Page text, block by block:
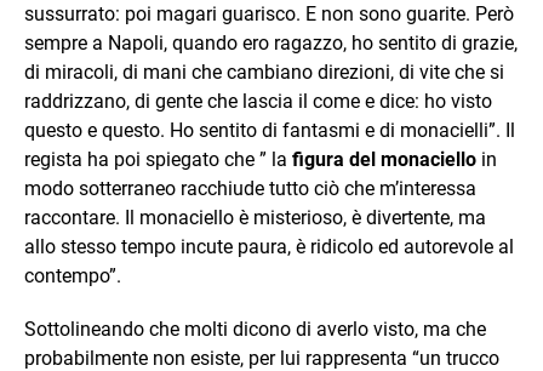
sussurrato: poi magari guarisco. E non sono guarite. Però
sempre a Napoli, quando ero ragazzo, ho sentito di grazie,
di miracoli, di mani che cambiano direzioni, di vite che si
raddrizzano, di gente che lascia il come e dice: ho visto
questo e questo. Ho sentito di fantasmi e di monacielli”. Il
regista ha poi spiegato che ” la figura del monaciello in
modo sotterraneo racchiude tutto ciò che m’interessa
raccontare. Il monaciello è misterioso, è divertente, ma
allo stesso tempo incute paura, è ridicolo ed autorevole al
contempo”.
Sottolineando che molti dicono di averlo visto, ma che
probabilmente non esiste, per lui rappresenta “un trucco